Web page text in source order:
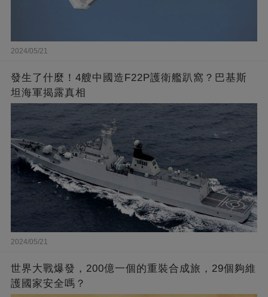
2024/05/21
發生了什麼！4艘中國造F22P護衛艦趴窩？巴基斯
坦海軍揭露真相
2024/05/21
世界大戰爆發，200億一個的重裝合成旅，29個夠維
護國家安全嗎？